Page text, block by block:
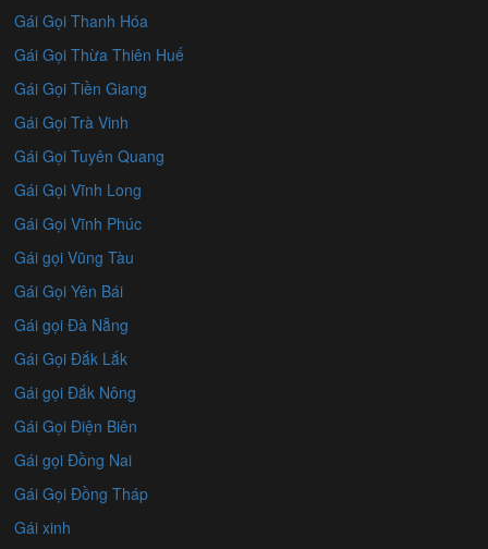
Gái Gọi Thanh Hóa
Gái Gọi Thừa Thiên Huế
Gái Gọi Tiền Giang
Gái Gọi Trà Vinh
Gái Gọi Tuyên Quang
Gái Gọi Vĩnh Long
Gái Gọi Vĩnh Phúc
Gái gọi Vũng Tàu
Gái Gọi Yên Bái
Gái gọi Đà Nẵng
Gái Gọi Đắk Lắk
Gái gọi Đắk Nông
Gái Gọi Điện Biên
Gái gọi Đồng Nai
Gái Gọi Đồng Tháp
Gái xinh